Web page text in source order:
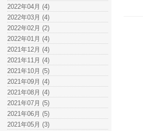
2022年04月 (4)
2022年03月 (4)
2022年02月 (2)
2022年01月 (4)
2021年12月 (4)
2021年11月 (4)
2021年10月 (5)
2021年09月 (4)
2021年08月 (4)
2021年07月 (5)
2021年06月 (5)
2021年05月 (3)